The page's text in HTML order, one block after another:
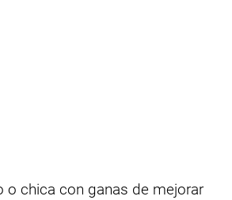
o chica con ganas de mejorar